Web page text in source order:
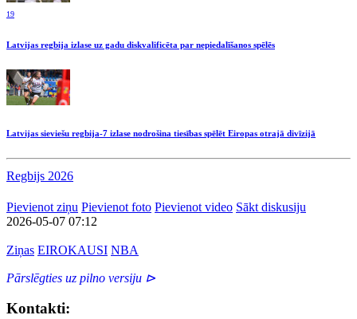
19
Latvijas regbija izlase uz gadu diskvalificēta par nepiedalīšanos spēlēs
Latvijas sieviešu regbija-7 izlase nodrošina tiesības spēlēt Eiropas otrajā divīzijā
Regbijs 2026
Pievienot ziņu Pievienot foto Pievienot video Sākt diskusiju
2026-05-07 07:12
Ziņas EIROKAUSI NBA
Pārslēgties uz pilno versiju ⊳
Kontakti: